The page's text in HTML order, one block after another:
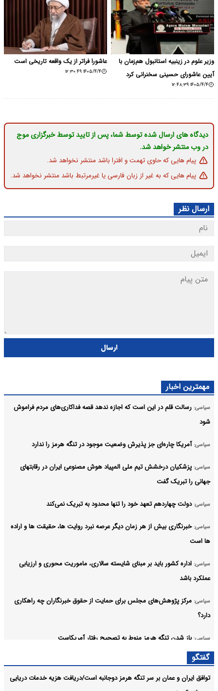
وزیر علوم در زینبیه استانبول هم‌زمان با
آیین عاشورای حسینی سخنرانی کرد
۱۴۰۵/۴/۴ ۱۲:۴۸:۳۹
عاشورا فراتر از یک واقعه تاریخی است
۱۴۰۵/۴/۴ ۱۲:۳۰:۴۹
دیدگاه های ارسال شده توسط شما، پس از تایید توسط خبرگزاری موج
در وب منتشر خواهد شد.
پیام هایی که حاوی تهمت و افترا باشد منتشر نخواهد شد.
پیام هایی که به غیر از زبان فارسی یا غیرمرتبط باشد منتشر نخواهد شد.
ارسال نظر
ارسال
مهمترین اخبار
سیاسی: رسالت قلم در این است که اجازه ندهد قصه‌ فداکاری‌های مردم فراموش
شود
سیاسی: آمریکا چاره‌ای جز پذیرش وضعیت موجود در تنگه هرمز را ندارد
سیاسی: پزشکیان درخشش تیم ملی المپیاد هوش مصنوعی ایران در رقابتهای
جهانی را تبریک گفت
سیاسی: دولت چهاردهم تعهد خود را تنها محدود به تبریک نمی‌کند
سیاسی: خبرنگاری بیش از هر زمان دیگر عرصه نبرد روایت ها، حقیقت ها و اراده
ها است
سیاسی: اداره کشور باید بر مبنای شایسته سالاری، ماموریت محوری و ارزیابی
عملکرد باشد
سیاسی: مرکز پژوهش‌های مجلس برای حمایت از حقوق خبرنگاران چه راهکاری
دارد؟
سیاسی: باز شدن تنگه هرمز منوط به تصحیح رفتار آمریکاست
عکس: نشست خبری رئیس‌جمهور با اصحاب رسانه
سیاسی: نقش خبرنگاران در روایت حقیقت بیش از هر زمان دیگری اهمیت یافته
گفتگو
توافق ایران و عمان بر سر تنگه هرمز دوجانبه است/دریافت هزیه خدمات دریایی